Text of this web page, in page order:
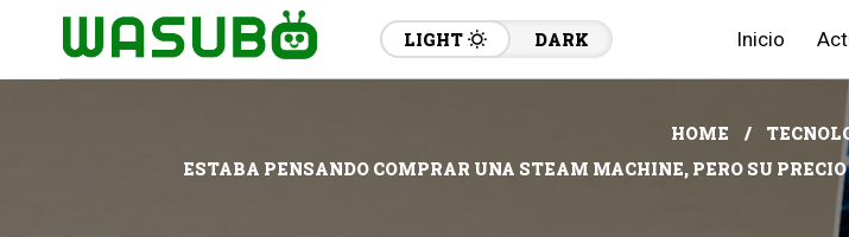
LIGHT DARK Inicio
HOME
ESTABA PENSANDO COMPRAR UNA STEAM MACHINE, PERO SU